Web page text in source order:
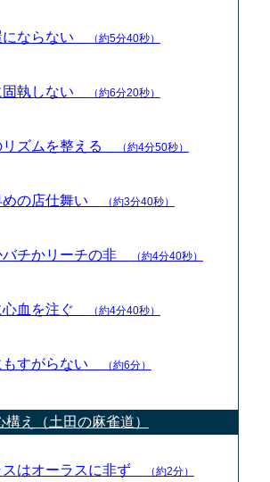
にならない （約5分40秒）
固執しない （約6分20秒）
リズムを整える （約4分50秒）
めの店仕舞い （約3分40秒）
バチかリーチの非 （約4分40秒）
心血を注ぐ （約4分40秒）
もすがらない （約6分）
え（土田の麻雀道）
スはオーラスに非ず （約2分）